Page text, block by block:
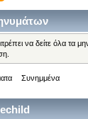
να δείτε όλα τα
Συνημμένα